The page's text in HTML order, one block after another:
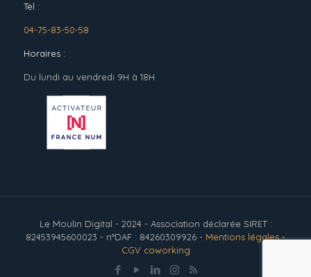
Tel :
04-75-83-50-58
Horaires :
Du lundi au vendredi 9H à 18H
Le Moulin Digital - 2024 - Association déclarée SIRET :
82453945600023 - n°DAF : 84260309926 - Mentions légales-
CGV coworking